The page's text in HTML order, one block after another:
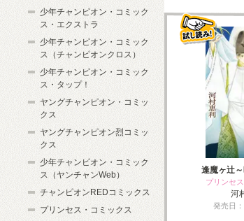
逢魔ヶ辻
プリンセ
河
発売日
少年チャンピオン・コミック
ス・エクストラ
少年チャンピオン・コミック
ス（チャンピオンクロス）
少年チャンピオン・コミック
ス・タップ！
ヤングチャンピオン・コミッ
クス
ヤングチャンピオン烈コミッ
クス
少年チャンピオン・コミック
ス（ヤンチャンWeb）
チャンピオンREDコミックス
プリンセス・コミックス